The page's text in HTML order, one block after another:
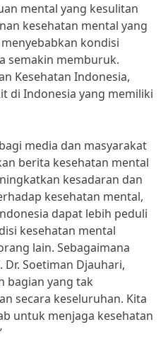
mental yang kesulitan
kesehatan mental yang
kondisi
semakin memburuk.
Kesehatan Indonesia,
di Indonesia yang memiliki
media dan masyarakat
berita kesehatan mental
kesadaran dan
kesehatan mental,
dapat lebih peduli
kesehatan mental
lain. Sebagaimana
Soetiman Djauhari,
bagian yang tak
secara keseluruhan. Kita
untuk menjaga kesehatan